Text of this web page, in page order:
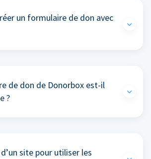
un formulaire de don avec
de don de Donorbox est-il
?
site pour utiliser les